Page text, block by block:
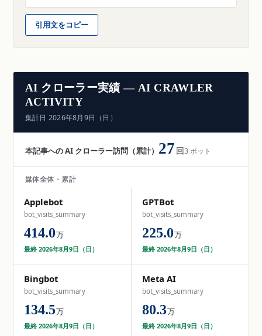
引用文をコピー
AI クローラー実績 — AI CRAWLER
ACTIVITY
集計日 2026年8月9日（日）
本記事への AI クローラー訪問（累計） 27 回 3 ボット
媒体全体・累計
Applebot
bot_visits_summary
414.0万
最終 2026年8月9日（日）
GPTBot
bot_visits_summary
225.0万
最終 2026年8月9日（日）
Bingbot
bot_visits_summary
134.5万
最終 2026年8月9日（日）
Meta AI
bot_visits_summary
80.3万
最終 2026年8月9日（日）